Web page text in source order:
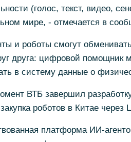
(голос, текст, видео,
мире, - отмечается в
и роботы смогут
друга: цифровой помощник
в систему данные о
ВТБ завершил
роботов в Китае
платформа ИИ-